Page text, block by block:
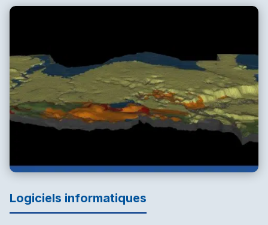
Logiciels informatiques